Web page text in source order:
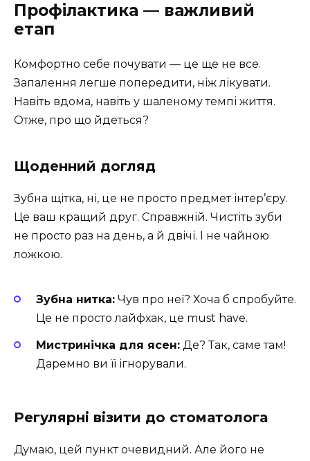
Профілактика — важливий
етап
Комфортно себе почувати — це ще не все.
Запалення легше попередити, ніж лікувати.
Навіть вдома, навіть у шаленому темпі життя.
Отже, про що йдеться?
Щоденний догляд
Зубна щітка, ні, це не просто предмет інтер’єру.
Це ваш кращий друг. Справжній. Чистіть зуби
не просто раз на день, а й двічі. І не чайною
ложкою.
Зубна нитка: Чув про неї? Хоча б спробуйте.
Це не просто лайфхак, це must have.
Мистринічка для ясен: Де? Так, саме там!
Даремно ви її ігнорували.
Регулярні візити до стоматолога
Думаю, цей пункт очевидний. Але його не